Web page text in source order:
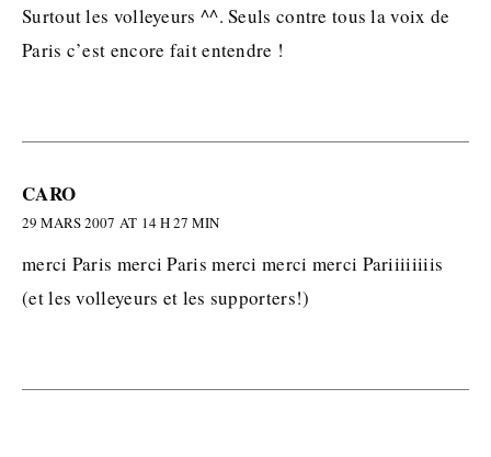
Surtout les volleyeurs ^^. Seuls contre tous la voix de
Paris c’est encore fait entendre !
CARO
29 MARS 2007 AT 14 H 27 MIN
merci Paris merci Paris merci merci merci Pariiiiiiiis
(et les volleyeurs et les supporters!)